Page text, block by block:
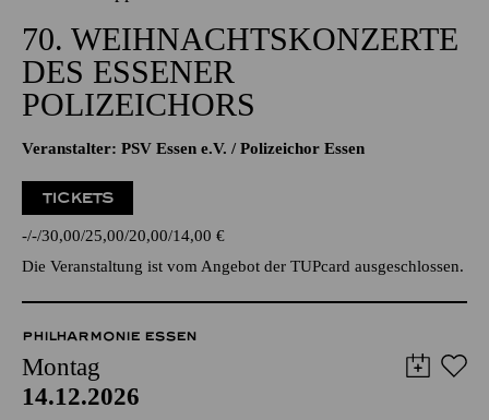
70. WEIHNACHTSKONZERTE
DES ESSENER
POLIZEICHORS
Veranstalter: PSV Essen e.V. / Polizeichor Essen
TICKETS
- - 30,00 25,00 20,00 14,00 €
Die Veranstaltung ist vom Angebot der TUPcard ausgeschlossen.
PHILHARMONIE ESSEN
Montag
14.12.2026